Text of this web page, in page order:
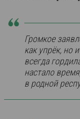
Громкое
как упрёк, но
всегда
настало
в родной